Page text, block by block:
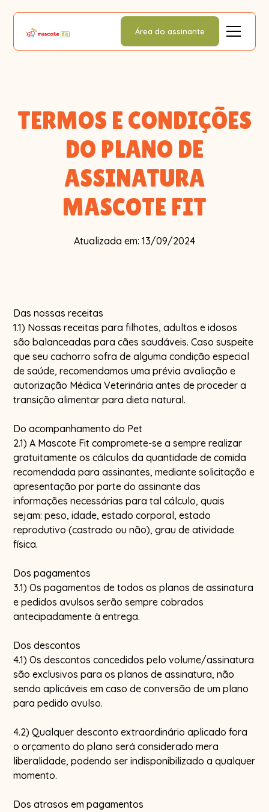
Área do assinante
TERMOS E CONDIÇÕES
DO PLANO DE
ASSINATURA
MASCOTE FIT
Atualizada em: 13/09/2024
Das nossas receitas
1.1) Nossas receitas para filhotes, adultos e idosos
são balanceadas para cães saudáveis. Caso suspeite
que seu cachorro sofra de alguma condição especial
de saúde, recomendamos uma prévia avaliação e
autorização Médica Veterinária antes de proceder a
transição alimentar para dieta natural.
Do acompanhamento do Pet
2.1) A Mascote Fit compromete-se a sempre realizar
gratuitamente os cálculos da quantidade de comida
recomendada para assinantes, mediante solicitação e
apresentação por parte do assinante das
informações necessárias para tal cálculo, quais
sejam: peso, idade, estado corporal, estado
reprodutivo (castrado ou não), grau de atividade
física.
Dos pagamentos
3.1) Os pagamentos de todos os planos de assinatura
e pedidos avulsos serão sempre cobrados
antecipadamente à entrega.
Dos descontos
4.1) Os descontos concedidos pelo volume/assinatura
são exclusivos para os planos de assinatura, não
sendo aplicáveis em caso de conversão de um plano
para pedido avulso.
4.2) Qualquer desconto extraordinário aplicado fora
o orçamento do plano será considerado mera
liberalidade, podendo ser indisponibilizado a qualquer
momento.
Dos atrasos em pagamentos